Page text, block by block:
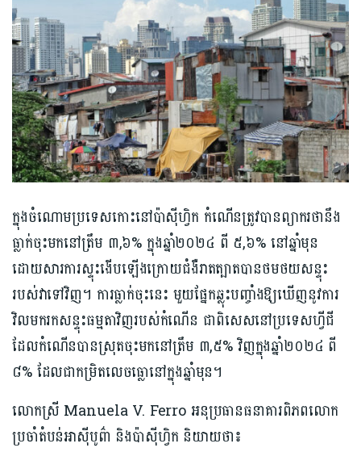
ក្នុង​ចំណោមប្រទេសកោះនៅប៉ាស៊ីហ្វិក កំណើនត្រូវបានព្យាករថានឹង
ធ្លាក់ចុះមកនៅ​ត្រឹម ៣,៦% ក្នុងឆ្នាំ​២០២៤ ពី ៥,៦% នៅ​ឆ្នាំមុន
ដោយ​​សារការស្ទុះងើបឡើងក្រោយជំងឺរាតត្បាតបានថមថយ​សន្ទុះ​
របស់​វា​ទៅវិញ​។ ការ​ធ្លាក់​ចុះ​នេះ ​មួយ​ផ្នែក​ឆ្លុះ​បញ្ចាំង​ឱ្យ​ឃើញ​នូវការ​
វិល​មក​រក​សន្ទុះ​ធម្ម​តា​វិញ​របស់​កំណើន ជា​ពិសេស​​​នៅ​ប្រទេស​ហ្វីជី​
ដែល​កំណើន​បាន​ស្រុតចុះ​មក​នៅ​ត្រឹម​ ៣,៥% វិញ​​ក្នុង​ឆ្នាំ​២០២៤ ពី​ ​
៨%​ ដែល​ជា​កម្រិត​លេចធ្លោនៅក្នុង​ឆ្នាំ​មុន​។
លោកស្រី Manuela V. Ferro អនុប្រធានធនាគារពិភពលោក
ប្រចាំតំបន់អាស៊ីបូព៌ា និងប៉ាស៊ីហ្វិក និយាយថា៖ ​